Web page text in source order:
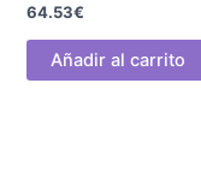
64.53€
Añadir al carrito